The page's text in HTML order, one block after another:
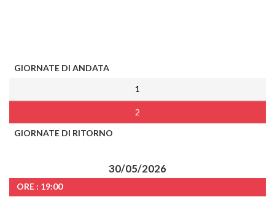
GIORNATE DI ANDATA
1
2
GIORNATE DI RITORNO
30/05/2026
ORE : 19:00